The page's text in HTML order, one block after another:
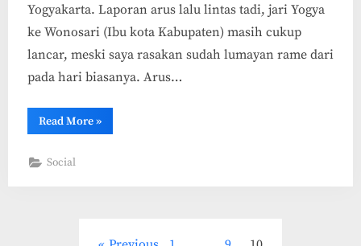
Yogyakarta. Laporan arus lalu lintas tadi, jari Yogya
ke Wonosari (Ibu kota Kabupaten) masih cukup
lancar, meski saya rasakan sudah lumayan rame dari
pada hari biasanya. Arus…
Read More“Mudik
Mudik”
»
Social